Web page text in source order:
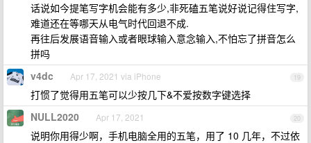
话说如今提笔写字机会能有多少,非死磕五笔说好说记得住写字,
难道还在等哪天从电气时代回退不成.
再往后发展语音输入或者眼球输入意念输入,不怕忘了拼音怎么
拼吗
19
v4dc Apr 17, 2021 via iPhone
打惯了觉得用五笔可以少按几下&不爱按数字键选择
20
NULL2020 Apr 17, 2021
说明你用得少啊，手机电脑全用的五笔，用了 10 几年，不过依